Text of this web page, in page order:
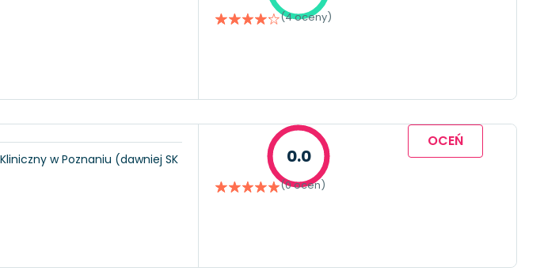
(4 oceny)
w Poznaniu (dawniej SK
0.0
(0 ocen)
OCEŃ